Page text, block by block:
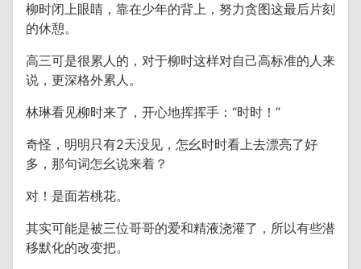
柳时闭上眼睛，靠在少年的背上，努力贪图这最后片刻
的休憩。
高三可是很累人的，对于柳时这样对自己高标准的人来
说，更深格外累人。
林琳看见柳时来了，开心地挥挥手：“时时！”
奇怪，明明只有2天没见，怎幺时时看上去漂亮了好
多，那句词怎幺说来着？
对！是面若桃花。
其实可能是被三位哥哥的爱和精液浇灌了，所以有些潜
移默化的改变把。